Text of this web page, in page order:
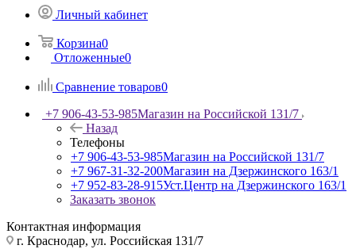
Личный кабинет
Корзина0
Отложенные0
Сравнение товаров0
+7 906-43-53-985Магазин на Российской 131/7
Назад
Телефоны
+7 906-43-53-985Магазин на Российской 131/7
+7 967-31-32-200Магазин на Дзержинского 163/1
+7 952-83-28-915Уст.Центр на Дзержинского 163/1
Заказать звонок
Контактная информация
г. Краснодар, ул. Российская 131/7